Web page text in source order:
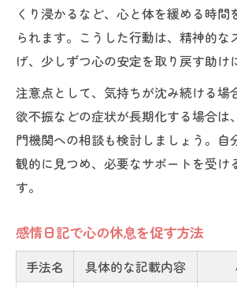
くり浸かるなど、心と体を緩める時間
られます。こうした行動は、精神的な
げ、少しずつ心の安定を取り戻す助け
注意点として、気持ちが沈み続ける場
欲不振などの症状が長期化する場合は
門機関への相談も検討しましょう。自
観的に見つめ、必要なサポートを受け
す。
感情日記で心の休息を促す方法
手法名 具体的な記載内容